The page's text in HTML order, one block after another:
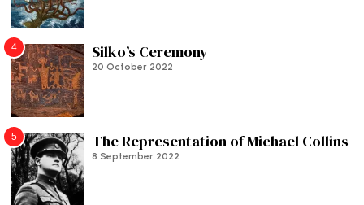
4 Silko’s Ceremony
20 October 2022
5 The Representation of Michael Collins
8 September 2022